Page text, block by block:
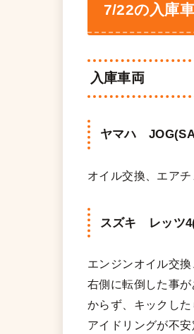
7/22の入庫
入庫車両
ヤマハ
オイル交換、エアチ
スズキ レッツ
エンジンオイル交
右側に転倒した事
からず、キックし
アイドリングが不安